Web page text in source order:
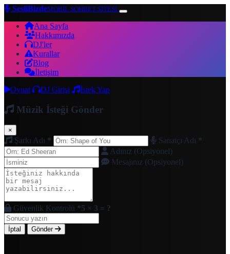
SesliBizdeMOBİL SOHBET SİTESİ
Ana Sayfa
Hakkımızda
DJ'ler
Kurallar
Blog
İletişim
Oynat
DJ Girişi İstek Yap
Müzik İsteği Gönder
×
Şarkı Adı * Sanatçı Adı *
Adınız (Opsiyonel)
Mesajınız (Opsiyonel)
Güvenlik Kontrolü *5 × 3 = ?
İptal Gönder